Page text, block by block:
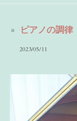
ピアノの調律
2023/05/11